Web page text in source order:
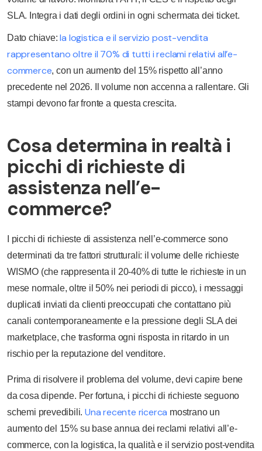
SLA. Integra i dati degli ordini in ogni schermata dei ticket.
Dato chiave: la logistica e il servizio post-vendita
rappresentano oltre il 70% di tutti i reclami relativi all’e-
commerce, con un aumento del 15% rispetto all’anno
precedente nel 2026. Il volume non accenna a rallentare. Gli
stampi devono far fronte a questa crescita.
Cosa determina in realtà i
picchi di richieste di
assistenza nell’e-
commerce?
I picchi di richieste di assistenza nell’e-commerce sono
determinati da tre fattori strutturali: il volume delle richieste
WISMO (che rappresenta il 20-40% di tutte le richieste in un
mese normale, oltre il 50% nei periodi di picco), i messaggi
duplicati inviati da clienti preoccupati che contattano più
canali contemporaneamente e la pressione degli SLA dei
marketplace, che trasforma ogni risposta in ritardo in un
rischio per la reputazione del venditore.
Prima di risolvere il problema del volume, devi capire bene
da cosa dipende. Per fortuna, i picchi di richieste seguono
schemi prevedibili.Una recente ricerca mostrano un
aumento del 15% su base annua dei reclami relativi all’e-
commerce, con la logistica, la qualità e il servizio post-vendita